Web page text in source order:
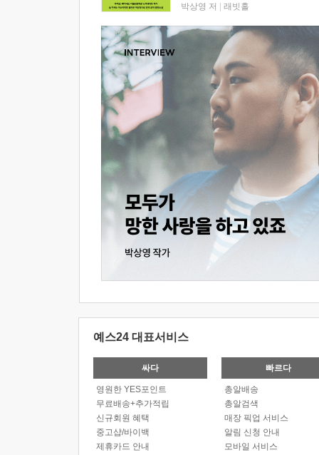
박상영 저 래빗홀
예스24 대표서비스
싸다
영원한 YES포인트
무료배송+추가적립
신규회원 혜택
중고샵/바이백
제휴카드 안내
빠르다
총알배송
총알검색
매장 픽업 서비스
알림 신청 안내
모바일 서비스